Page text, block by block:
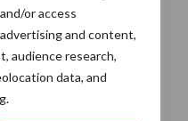
or access
and content,
audience research,
data, and
het bekroonde